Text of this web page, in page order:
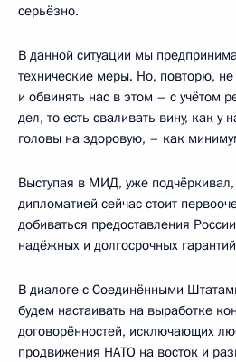
серьёзно.
В данной ситуации мы
технические меры. Но, повторю,
и обвинять нас в этом – с учётом
дел, то есть сваливать вину, как у
головы на здоровую, – как
Выступая в МИД, уже
дипломатией сейчас стоит
добиваться предоставления России
надёжных и долгосрочных
В диалоге с Соединёнными
будем настаивать на выработке
договорённостей, исключающих
продвижения НАТО на восток и